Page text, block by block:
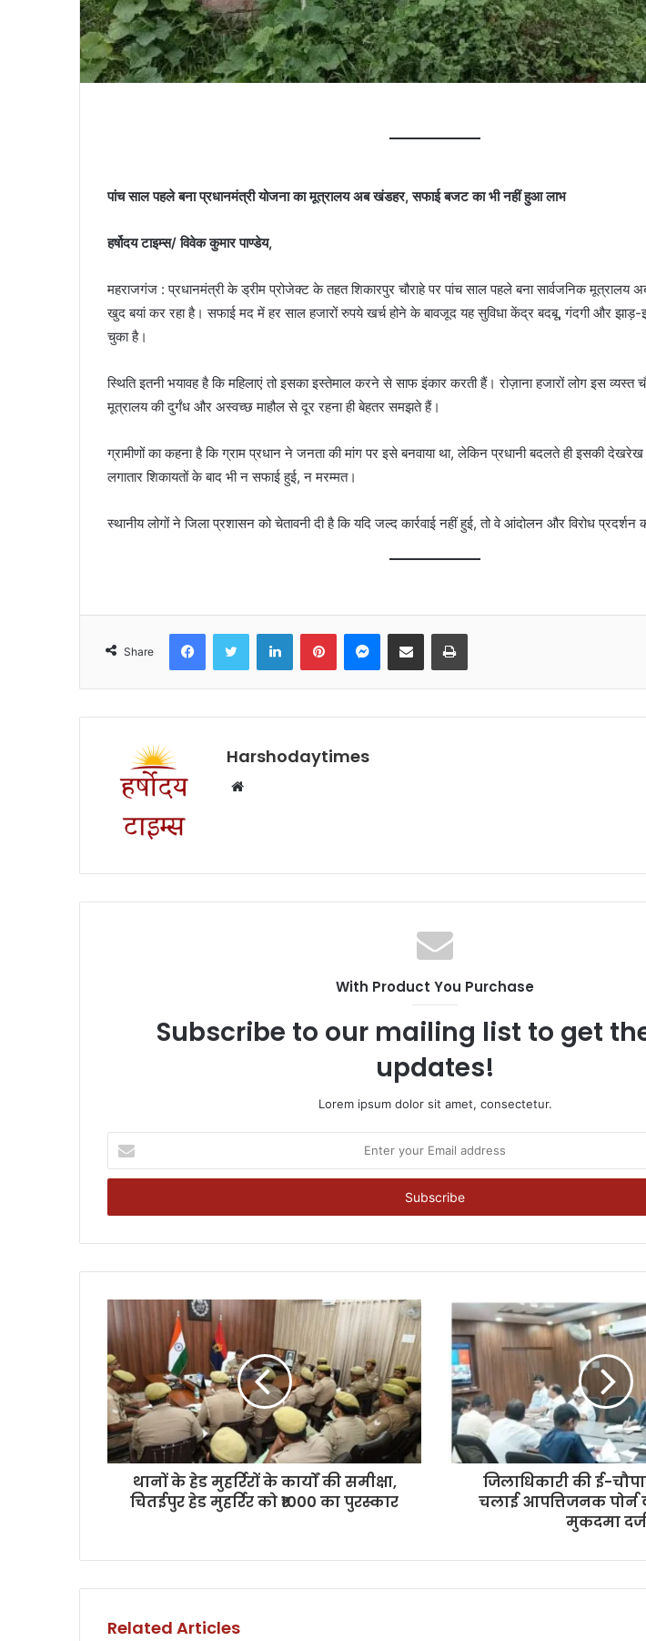
पांच साल पहले बना प्रधानमंत्री योजना का मूत्रालय अब खंडहर, सफाई बजट का भी नहीं हुआ लाभ
हर्षोदय टाइम्स/ विवेक कुमार पाण्डेय,
महराजगंज : प्रधानमंत्री के ड्रीम प्रोजेक्ट के तहत शिकारपुर चौराहे पर पांच साल पहले बना सार्वजनिक मूत्रालय
खुद बयां कर रहा है। सफाई मद में हर साल हजारों रुपये खर्च होने के बावजूद यह सुविधा केंद्र बदबू, गंदगी और
चुका है।
स्थिति इतनी भयावह है कि महिलाएं तो इसका इस्तेमाल करने से साफ इंकार करती हैं। रोज़ाना हजारों लोग इस व्यस्त
मूत्रालय की दुर्गंध और अस्वच्छ माहौल से दूर रहना ही बेहतर समझते हैं।
ग्रामीणों का कहना है कि ग्राम प्रधान ने जनता की मांग पर इसे बनवाया था, लेकिन प्रधानी बदलते ही इसकी देखरेख
लगातार शिकायतों के बाद भी न सफाई हुई, न मरम्मत।
स्थानीय लोगों ने जिला प्रशासन को चेतावनी दी है कि यदि जल्द कार्रवाई नहीं हुई, तो वे आंदोलन और विरोध प्रदर्शन
Share
FacebookTwitter LinkedInPinterestMessenger
Share via Email Print
Harshodaytimes
Website
With Product You Purchase
Subscribe to our mailing list to get
updates!
Lorem ipsum dolor sit amet, consectetur.
your
Email
थानों के हेड मुहर्रिरों के कार्यों की समीक्षा,
चितईपुर हेड मुहर्रिर को ₹1000 का पुरस्कार
जिलाधिकारी की ई-
चलाई आपत्तिजनक पोर्न
मुकदमा दर्ज
Related Articles